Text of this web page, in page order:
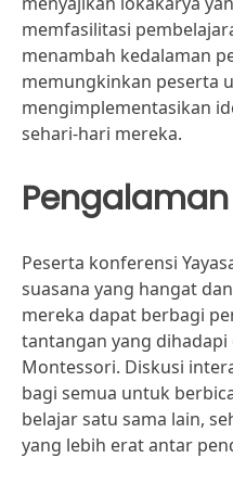
memfasilitasi
menambah kedalaman
memungkinkan peserta
mengimplementasikan
sehari-hari mereka.
Peserta konferensi
suasana yang hangat
mereka dapat berbagi
tantangan yang
Montessori. Diskusi
bagi semua untuk
belajar satu sama lain,
yang lebih erat antar